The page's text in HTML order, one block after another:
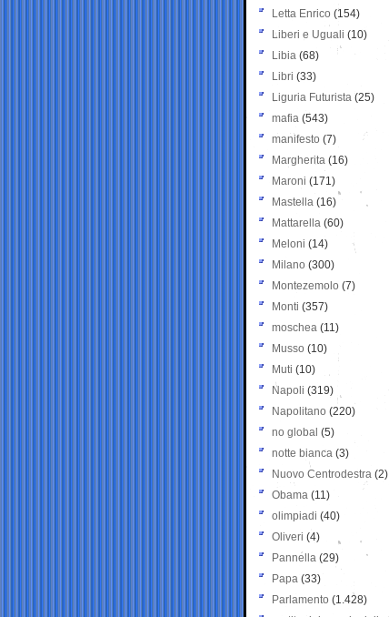
Letta Enrico (154)
Liberi e Uguali (10)
Libia (68)
Libri (33)
Liguria Futurista (25)
mafia (543)
manifesto (7)
Margherita (16)
Maroni (171)
Mastella (16)
Mattarella (60)
Meloni (14)
Milano (300)
Montezemolo (7)
Monti (357)
moschea (11)
Musso (10)
Muti (10)
Napoli (319)
Napolitano (220)
no global (5)
notte bianca (3)
Nuovo Centrodestra (2)
Obama (11)
olimpiadi (40)
Oliveri (4)
Pannella (29)
Papa (33)
Parlamento (1.428)